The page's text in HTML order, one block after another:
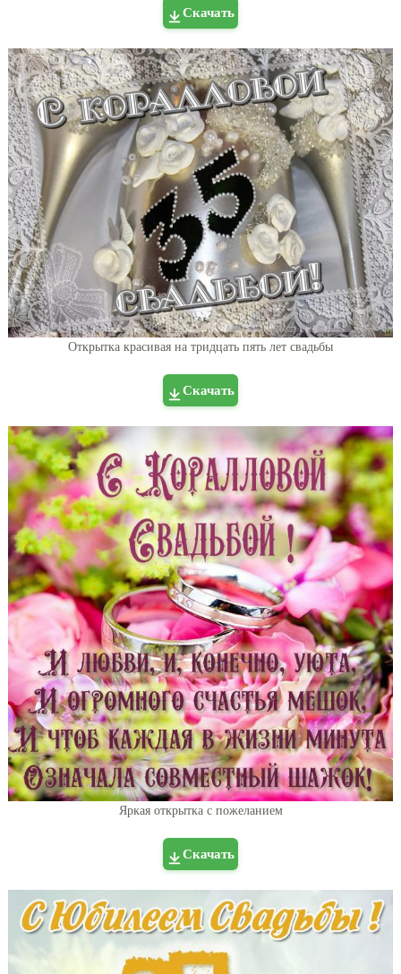
Скачать
Открытка красивая на тридцать пять лет свадьбы
Скачать
Яркая открытка с пожеланием
Скачать